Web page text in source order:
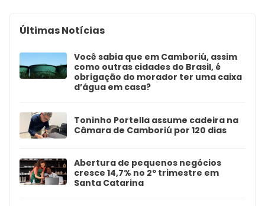
Últimas Notícias
Você sabia que em Camboriú, assim
como outras cidades do Brasil, é
obrigação do morador ter uma caixa
d’água em casa?
Toninho Portella assume cadeira na
Câmara de Camboriú por 120 dias
Abertura de pequenos negócios
cresce 14,7% no 2º trimestre em
Santa Catarina